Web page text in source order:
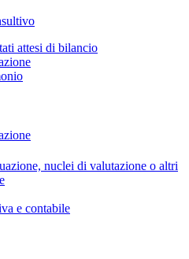
attesi di bilancio
nuclei di valutazione o altri
e contabile